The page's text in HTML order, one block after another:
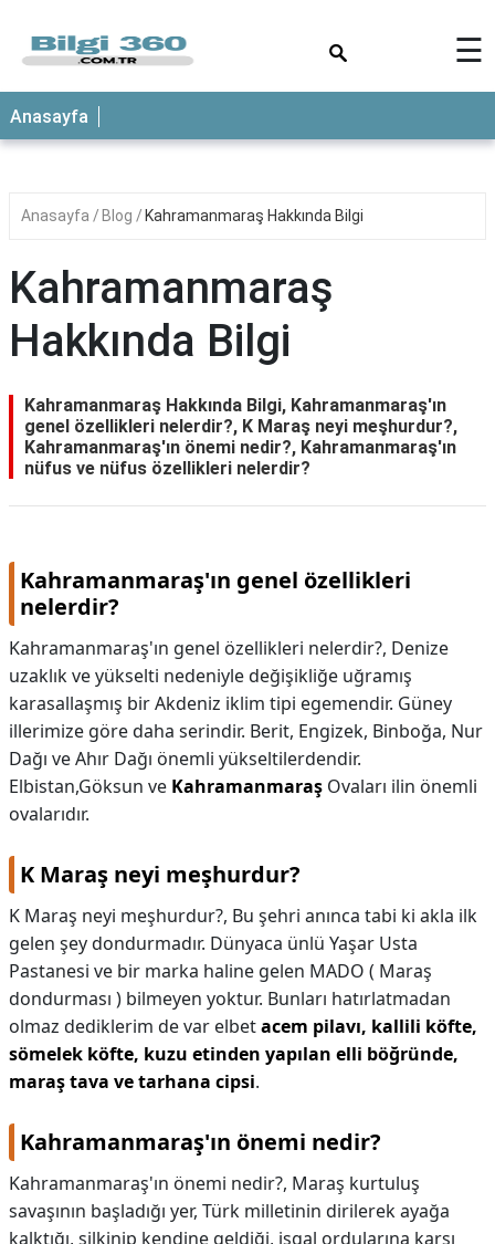
ANASAYFA
☰
Anasayfa
Anasayfa Blog Kahramanmaraş Hakkında Bilgi
Kahramanmaraş
Hakkında Bilgi
Kahramanmaraş Hakkında Bilgi, Kahramanmaraş'ın
genel özellikleri nelerdir?, K Maraş neyi meşhurdur?,
Kahramanmaraş'ın önemi nedir?, Kahramanmaraş'ın
nüfus ve nüfus özellikleri nelerdir?
Kahramanmaraş'ın genel özellikleri
nelerdir?
Kahramanmaraş'ın genel özellikleri nelerdir?, Denize
uzaklık ve yükselti nedeniyle değişikliğe uğramış
karasallaşmış bir Akdeniz iklim tipi egemendir. Güney
illerimize göre daha serindir. Berit, Engizek, Binboğa, Nur
Dağı ve Ahır Dağı önemli yükseltilerdendir.
Elbistan,Göksun ve Kahramanmaraş Ovaları ilin önemli
ovalarıdır.
K Maraş neyi meşhurdur?
K Maraş neyi meşhurdur?, Bu şehri anınca tabi ki akla ilk
gelen şey dondurmadır. Dünyaca ünlü Yaşar Usta
Pastanesi ve bir marka haline gelen MADO ( Maraş
dondurması ) bilmeyen yoktur. Bunları hatırlatmadan
olmaz dediklerim de var elbetacem pilavı, kallili köfte,
sömelek köfte, kuzu etinden yapılan elli böğründe,
maraş tava ve tarhana cipsi.
Kahramanmaraş'ın önemi nedir?
Kahramanmaraş'ın önemi nedir?, Maraş kurtuluş
savaşının başladığı yer, Türk milletinin dirilerek ayağa
kalktığı, silkinip kendine geldiği, işgal ordularına karşı